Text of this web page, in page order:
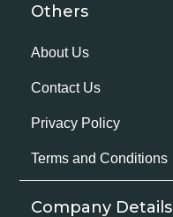
Others
About Us
Contact Us
Privacy Policy
Terms and Conditions
Company Details